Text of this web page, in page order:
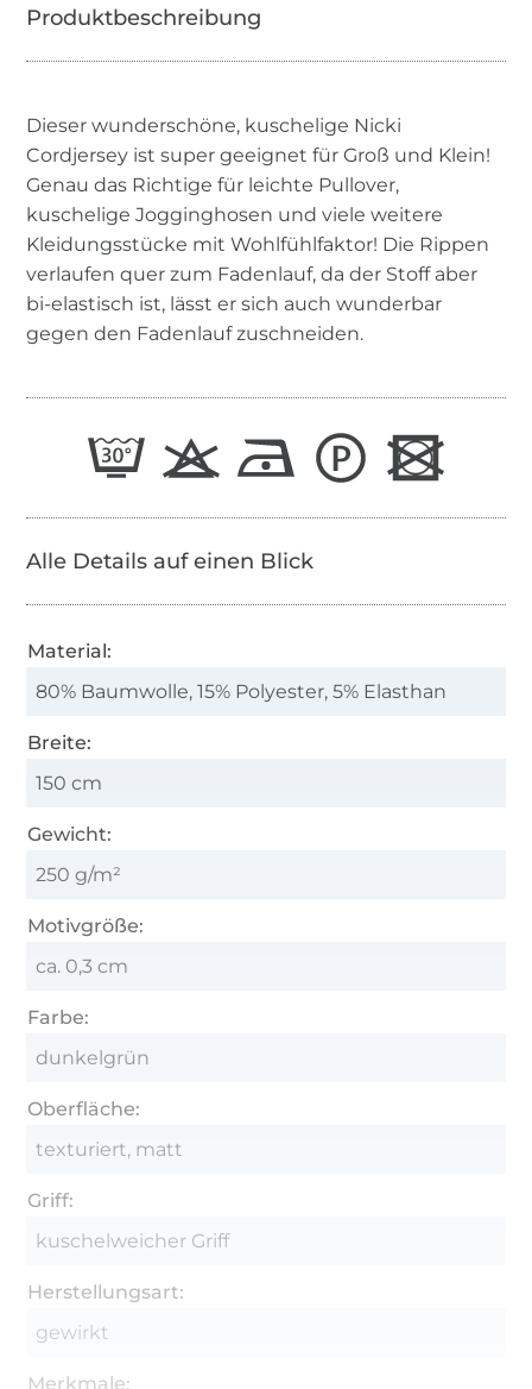
Dieser wunderschöne, kuschelige Nicki
Cordjersey ist super geeignet für Groß und Klein!
Genau das Richtige für leichte Pullover,
kuschelige Jogginghosen und viele weitere
Kleidungsstücke mit Wohlfühlfaktor! Die Rippen
verlaufen quer zum Fadenlauf, da der Stoff aber
bi-elastisch ist, lässt er sich auch wunderbar
gegen den Fadenlauf zuschneiden.
Alle Details auf einen Blick
Material:
80% Baumwolle, 15% Polyester, 5% Elasthan
Breite:
150 cm
Gewicht:
250 g/m²
Motivgröße:
ca. 0,3 cm
Farbe:
dunkelgrün
Oberfläche:
texturiert, matt
Griff:
kuschelweicher Griff
Herstellungsart:
gewirkt
Merkmale: